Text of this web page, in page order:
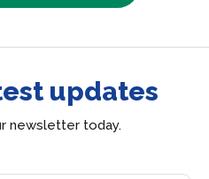
updates
newsletter today.